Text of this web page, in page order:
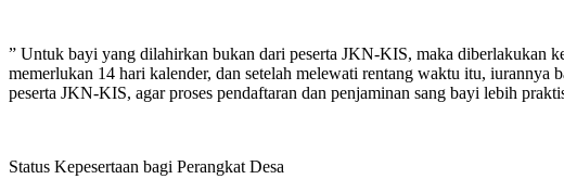
” Untuk bayi yang dilahirkan bukan dari peserta JKN-KIS, maka diberlakukan
memerlukan 14 hari kalender, dan setelah melewati rentang waktu itu,
peserta JKN-KIS, agar proses pendaftaran dan penjaminan sang bayi lebih
Status Kepesertaan bagi Perangkat Desa